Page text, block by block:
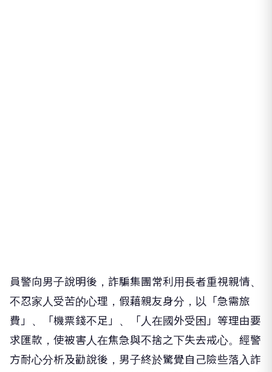
員警向男子說明後，詐騙集團常利用長者重視親情、
不忍家人受苦的心理，假藉親友身分，以「急需旅
費」、「機票錢不足」、「人在國外受困」等理由要
求匯款，使被害人在焦急與不捨之下失去戒心。經警
方耐心分析及勸說後，男子終於驚覺自己險些落入詐